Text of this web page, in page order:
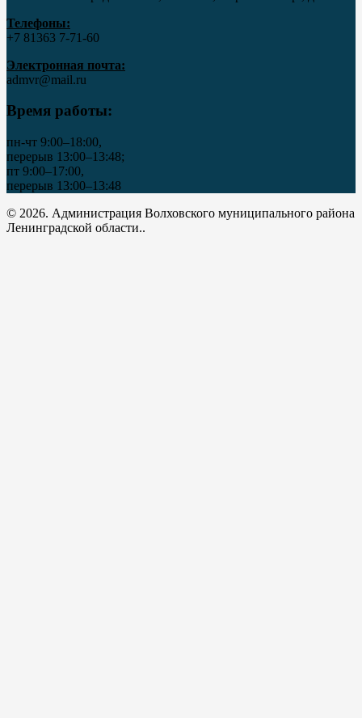
Телефоны:
+7 81363 7‑71-60
Электронная почта:
admvr@mail.ru
Время работы:
пн-чт 9:00–18:00,
перерыв 13:00–13:48;
пт 9:00–17:00,
перерыв 13:00–13:48
© 2026. Администрация Волховского муниципального района
Ленинградской области..